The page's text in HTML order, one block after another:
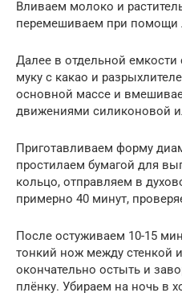
Вливаем молоко и
перемешиваем при помощи
Далее в отдельной
муку с какао и
основной массе и
движениями силиконовой
Приготавливаем форму
простилаем бумагой для
кольцо, отправляем в
примерно 40 минут,
После остуживаем 10-15
тонкий нож между стенкой
окончательно остыть и
плёнку. Убираем на ночь в